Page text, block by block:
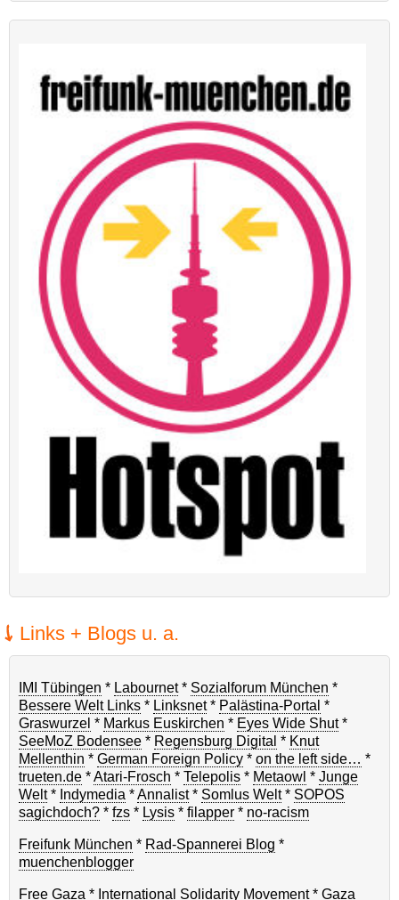
Links + Blogs u. a.
IMI Tübingen * Labournet* Sozialforum München *
Bessere Welt Links * Linksnet* Palästina-Portal *
Graswurzel * Markus Euskirchen * Eyes Wide Shut*
SeeMoZ Bodensee * Regensburg Digital * Knut
Mellenthin * German Foreign Policy * on the left side… *
trueten.de *Atari-Frosch * Telepolis * Metaowl * Junge
Welt* Indymedia *Annalist* Somlus Welt* SOPOS
sagichdoch? * fzs * Lysis * filapper * no-racism
Freifunk München * Rad-Spannerei Blog *
muenchenblogger
Free Gaza * International Solidarity Movement* Gaza